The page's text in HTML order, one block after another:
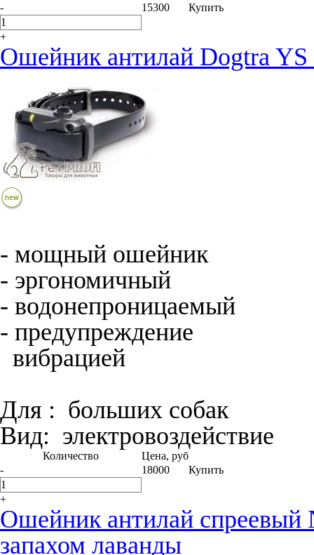
-
+
15300 Купить
Ошейник антилай Dogtra
- мощный ошейник
- эргономичный
- водонепроницаемый
- предупреждение
вибрацией
Для : больших собак
Вид: электро­воздействие
Количество
Цена, руб
-
+
18000 Купить
Ошейник антилай
запахом лаванды